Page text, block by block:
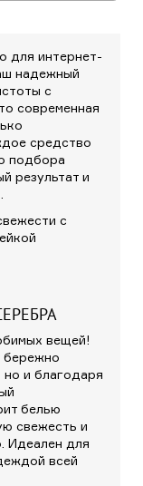
для интернет-
надежный
с
современная
средство
подбора
результат и
с
вещей!
бережно
и благодаря
белью
свежесть и
Идеален для
всей